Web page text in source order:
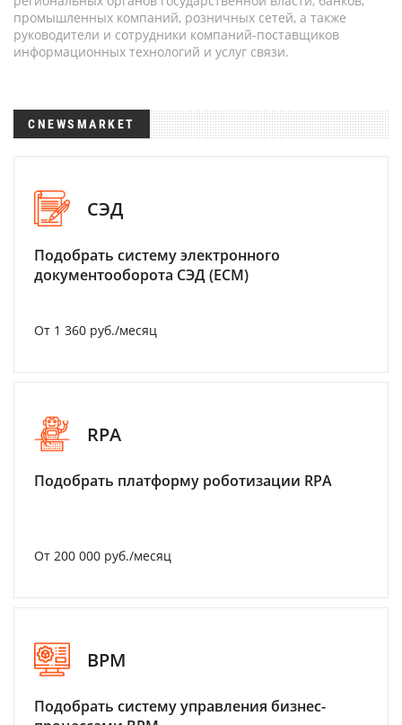
промышленных компаний, розничных сетей, а также
руководители и сотрудники компаний-поставщиков
информационных технологий и услуг связи.
CNEWSMARKET
СЭД
Подобрать систему электронного
документооборота СЭД (ECM)
От 1 360 руб./месяц
RPA
Подобрать платформу роботизации RPA
От 200 000 руб./месяц
BPM
Подобрать систему управления бизнес-